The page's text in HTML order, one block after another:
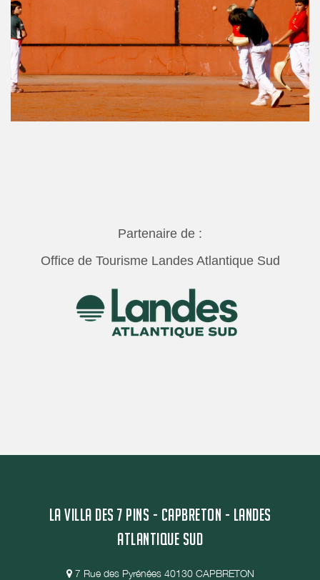
Partenaire de :
Office de Tourisme Landes Atlantique Sud
LA VILLA DES 7 PINS - CAPBRETON - LANDES
ATLANTIQUE SUD
7 Rue des Pyrénées 40130 CAPBRETON